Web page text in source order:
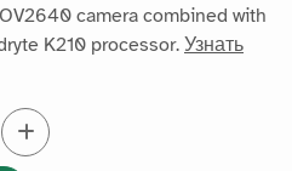
camera combined with
K210 processor. Узнать